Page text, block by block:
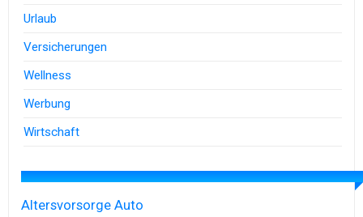
Urlaub
Versicherungen
Wellness
Werbung
Wirtschaft
Altersvorsorge Auto